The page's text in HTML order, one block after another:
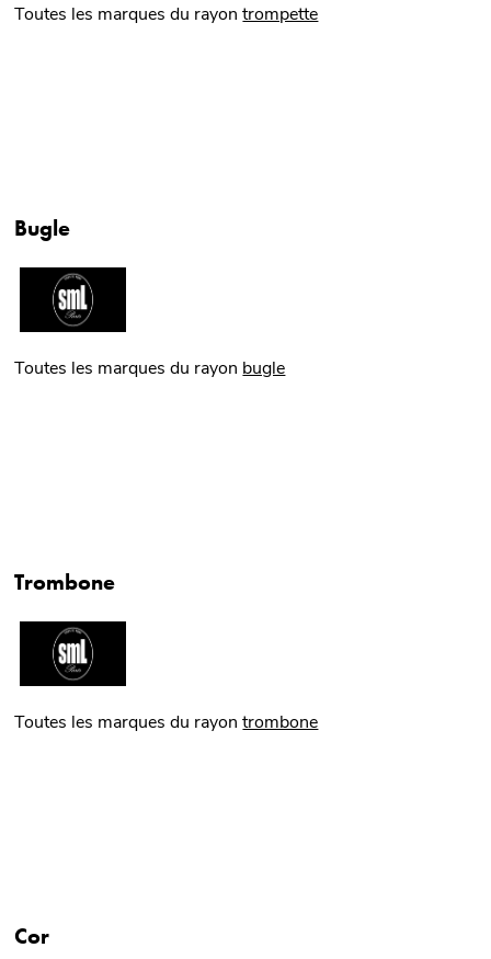
Toutes les marques du rayontrompette
Bugle
Toutes les marques du rayon bugle
Trombone
Toutes les marques du rayontrombone
Cor